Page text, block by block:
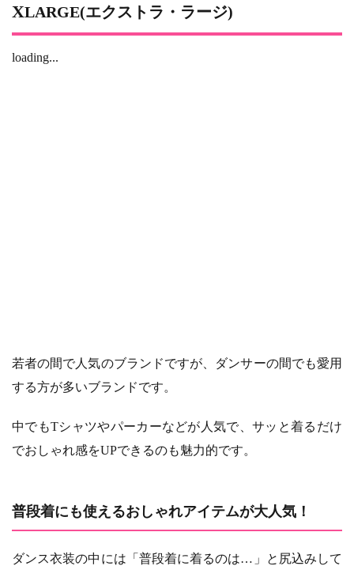
XLARGE(エクストラ・ラージ)
loading...
若者の間で人気のブランドですが、ダンサーの間でも愛用
する方が多いブランドです。
中でもTシャツやパーカーなどが人気で、サッと着るだけ
でおしゃれ感をUPできるのも魅力的です。
普段着にも使えるおしゃれアイテムが大人気！
ダンス衣装の中には「普段着に着るのは…」と尻込みして